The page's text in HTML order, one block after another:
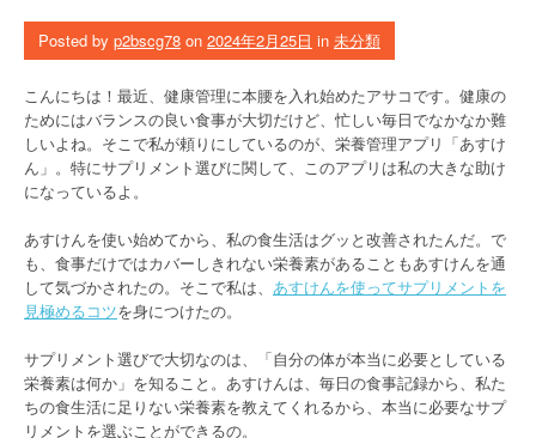
Posted by p2bscg78 on 2024年2月25日 in 未分類
こんにちは！最近、健康管理に本腰を入れ始めたアサコです。健康の
ためにはバランスの良い食事が大切だけど、忙しい毎日でなかなか難
しいよね。そこで私が頼りにしているのが、栄養管理アプリ「あすけ
ん」。特にサプリメント選びに関して、このアプリは私の大きな助け
になっているよ。
あすけんを使い始めてから、私の食生活はグッと改善されたんだ。で
も、食事だけではカバーしきれない栄養素があることもあすけんを通
して気づかされたの。そこで私は、 あすけんを使ってサプリメントを
見極めるコツを身につけたの。
サプリメント選びで大切なのは、「自分の体が本当に必要としている
栄養素は何か」を知ること。あすけんは、毎日の食事記録から、私た
ちの食生活に足りない栄養素を教えてくれるから、本当に必要なサプ
リメントを選ぶことができるの。